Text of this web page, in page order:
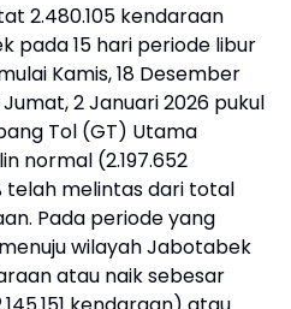
2.480.105 kendaraan
pada 15 hari periode libur
Kamis, 18 Desember
2 Januari 2026 pukul
Tol (GT) Utama
normal (2.197.652
telah melintas dari total
Pada periode yang
wilayah Jabotabek
atau naik sebesar